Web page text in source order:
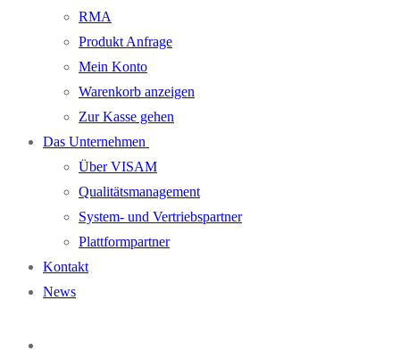
RMA
Produkt Anfrage
Mein Konto
Warenkorb anzeigen
Zur Kasse gehen
Das Unternehmen
Über VISAM
Qualitätsmanagement
System- und Vertriebspartner
Plattformpartner
Kontakt
News